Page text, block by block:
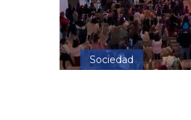
Sociedad